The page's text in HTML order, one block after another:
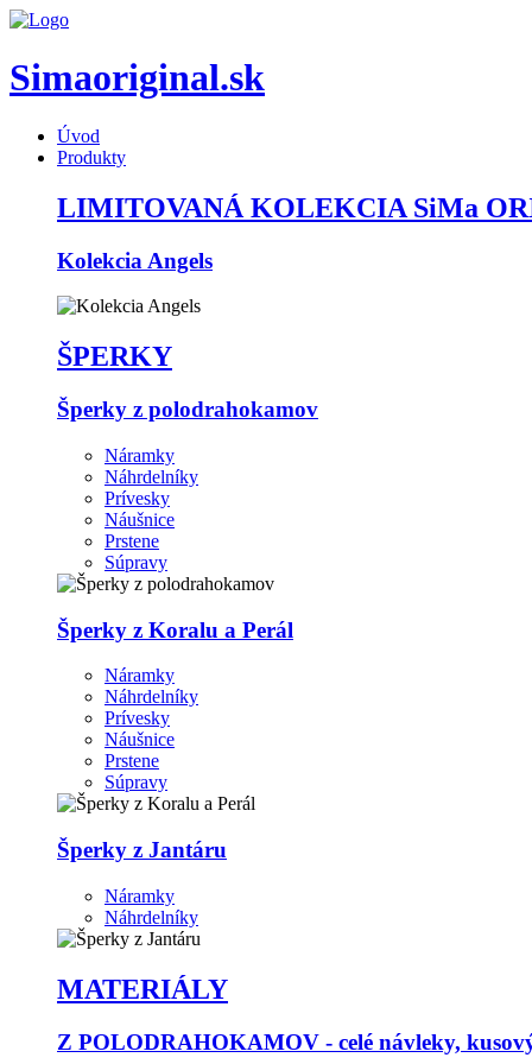
Simaoriginal.sk
Úvod
Produkty
LIMITOVANÁ KOLEKCIA SiMa
Kolekcia Angels
ŠPERKY
Šperky z polodrahokamov
Náramky
Náhrdelníky
Prívesky
Náušnice
Prstene
Súpravy
Šperky z Koralu a Perál
Náramky
Náhrdelníky
Prívesky
Náušnice
Prstene
Súpravy
Šperky z Jantáru
Náramky
Náhrdelníky
MATERIÁLY
Z POLODRAHOKAMOV - celé návleky,